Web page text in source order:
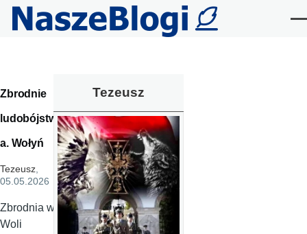
Przejdź do treści
Zbrodnie
ludobójstw
a. Wołyń
Tezeusz,
05.05.2026
Zbrodnia w
Woli
Tezeusz